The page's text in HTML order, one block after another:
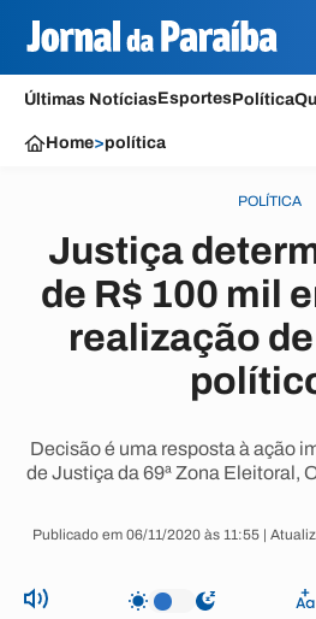
Últimas NotíciasEsportesPolítica
Home>política
POLÍTICA
Justiça
de R$ 100 mil
realização
Decisão é uma resposta à ação
de Justiça da 69ª Zona Eleitoral,
Publicado em 06/11/2020 às 11:55 |